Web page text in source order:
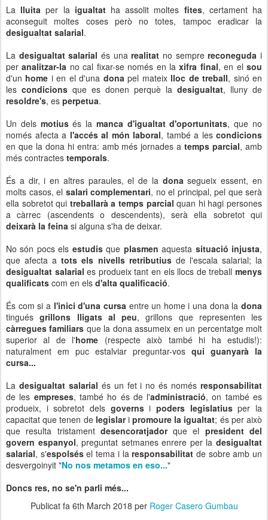
La lluitaper laigualtat ha assolit moltes fites, certament ha
aconseguit moltes coses però no totes, tampoc eradicar la
desigualtat salarial.
La desigualtat salarial és unarealitat no semprereconeguda i
peranalitzar-la no cal fixar-se només en laxifra final, en elsou
d'un home i en el d'una donapel mateixlloc de treball, sinó en
les condicions que es donen perquè la desigualtat, lluny de
resoldre's, es perpetua.
Un dels motiusés la manca d'igualtat d'oportunitats, que no
només afecta a l'accés al món laboral, també a les condicions
en que la dona hi entra: amb més jornades atemps parcial, amb
més contractes temporals.
És a dir, i en altres paraules, el de ladonasegueix essent, en
molts casos, el salari complementari, no el principal, pel que serà
ella sobretot qui treballarà a temps parcial quan hi hagi persones
a càrrec (ascendents o descendents), serà ella sobretot qui
deixarà la feina si alguna s'ha de deixar.
No són pocs els estudisque plasmen aquesta situació injusta,
que afecta atots els nivells retributiusde l'escala salarial; la
desigualtat salarial es produeix tant en els llocs de treballmenys
qualificats com en els d'alta qualificació.
És com si a l'inici d'una cursaentre un home i una dona ladona
tinguésgrillons lligats al peu, grillons que representen les
càrregues familiars que la dona assumeix en un percentatge molt
superior al de l'home (respecte això també hi ha estudis!):
naturalment em puc estalviar preguntar-vos qui guanyarà la
cursa...
La desigualtat salarial és un fet i no és només responsabilitat
de les empreses, també ho és de l'administració, on també es
produeix, i sobretot dels governsipoders legislatiusper la
capacitat que tenen de legislaripromoure la igualtat; és per això
que resulta tristament desencoratjadorque el president del
govern espanyol, preguntat setmanes enrere per ladesigualtat
salarial, s'espolsésel tema i laresponsabilitat de sobre amb un
desvergoinyit "No nos metamos en eso..."
Doncs res, no se'n parli més...
Publicat fa 6th March 2018 per Roger Casero Gumbau